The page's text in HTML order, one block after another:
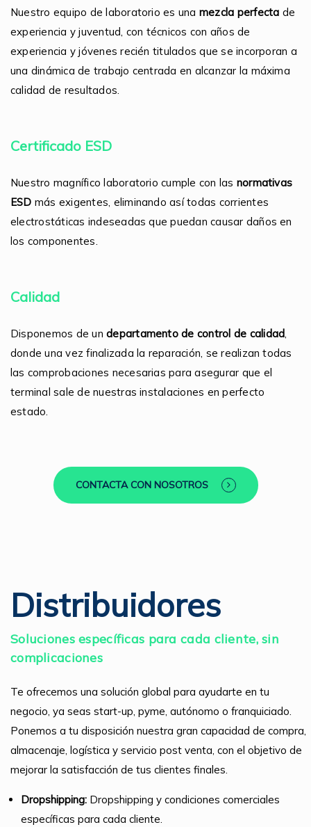
Nuestro equipo de laboratorio es una mezcla perfecta de
experiencia y juventud, con técnicos con años de
experiencia y jóvenes recién titulados que se incorporan a
una dinámica de trabajo centrada en alcanzar la máxima
calidad de resultados.
Certificado ESD
Nuestro magnífico laboratorio cumple con las normativas
ESD más exigentes, eliminando así todas corrientes
electrostáticas indeseadas que puedan causar daños en
los componentes.
Calidad
Disponemos de undepartamento de control de calidad,
donde una vez finalizada la reparación, se realizan todas
las comprobaciones necesarias para asegurar que el
terminal sale de nuestras instalaciones en perfecto
estado.
CONTACTA CON NOSOTROS
Distribuidores
Soluciones específicas para cada cliente, sin
complicaciones
Te ofrecemos una solución global para ayudarte en tu
negocio, ya seas start-up, pyme, autónomo o franquiciado.
Ponemos a tu disposición nuestra gran capacidad de compra,
almacenaje, logística y servicio post venta, con el objetivo de
mejorar la satisfacción de tus clientes finales.
Dropshipping: Dropshipping y condiciones comerciales
específicas para cada cliente.